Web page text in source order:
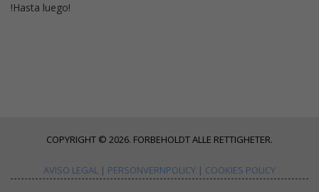
!Hasta luego!
COPYRIGHT © 2026. FORBEHOLDT ALLE RETTIGHETER.
AVISO LEGAL | PERSONVERNPOLICY | COOKIES POLICY